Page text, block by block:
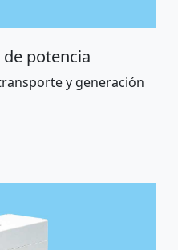
potencia
y generación